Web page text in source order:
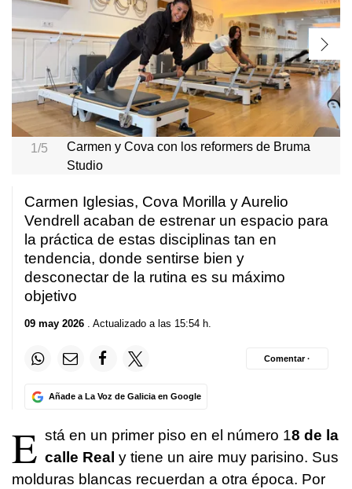
1/5
Carmen y Cova con los reformers de Bruma
Studio
Carmen Iglesias, Cova Morilla y Aurelio
Vendrell acaban de estrenar un espacio para
la práctica de estas disciplinas tan en
tendencia, donde sentirse bien y
desconectar de la rutina es su máximo
objetivo
09 may 2026 . Actualizado a las 15:54 h.
Añade a La Voz de Galicia en Google
Comentar ·
E stá en un primer piso en el número 18 de la
calle Real y tiene un aire muy parisino. Sus
molduras blancas recuerdan a otra época. Por